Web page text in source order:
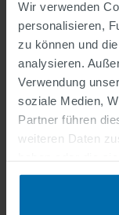
Wir verwenden
personalisieren,
zu können und
analysieren.
Verwendung
soziale Medien,
Partner führen
weiteren Daten
gesammelt haben.
#LI-CK1 #ITS
Beim
Durch